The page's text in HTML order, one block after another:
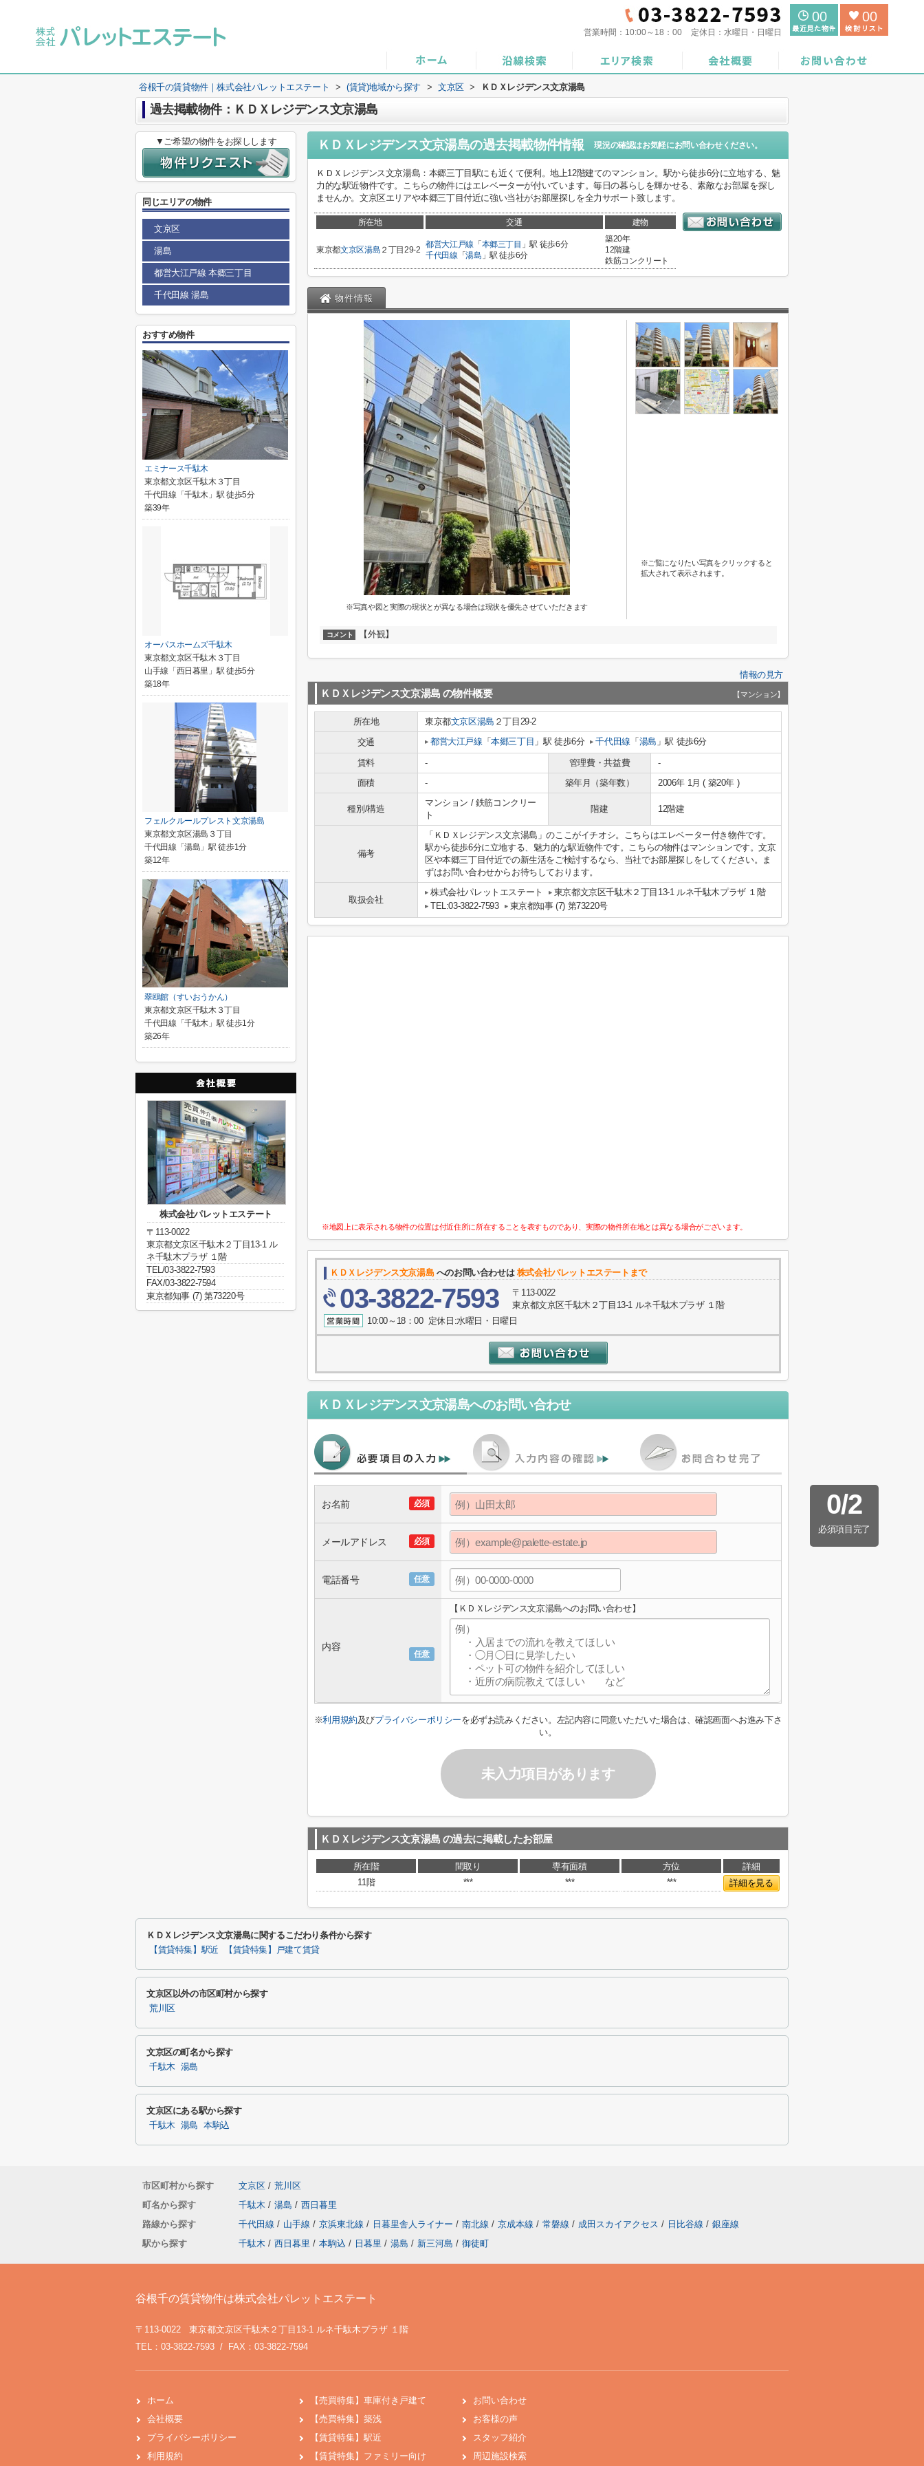
営業時間： 10:00～18：00 定休日： 水曜日・日曜日
00 00
谷根千の賃貸物件｜株式会社パレットエステート > (賃貸)地域から探す > 文京区 > ＫＤＸレジデンス文京湯島
過去掲載物件：ＫＤＸレジデンス文京湯島
ＫＤＸレジデンス文京湯島の過去掲載物件情報 現況の確認はお気軽にお問い合わせください。
ＫＤＸレジデンス文京湯島：本郷三丁目駅にも近くて便利。地上12階建てのマンション。駅から徒歩6分に立地する、魅
力的な駅近物件です。こちらの物件にはエレベーターが付いています。毎日の暮らしを輝かせる、素敵なお部屋を探し
ませんか。文京区エリアや本郷三丁目付近に強い当社がお部屋探しを全力サポート致します。
所在地 交通 建物
東京都文京区湯島 ２丁目29-2
都営大江戸線 「 本郷三丁目 」駅 徒歩6分
千代田線 「湯島 」駅 徒歩6分
築20年
12階建
鉄筋コンクリート
物件情報
※写真や図と実際の現状とが異なる場合は現状を優先させていただきます
※ご覧になりたい写真をクリックすると
拡大されて表示されます。
コメント 【外観】
情報の見方
ＫＤＸレジデンス文京湯島 の物件概要 【マンション】
所在地 東京都文京区湯島 ２丁目29-2
交通
都営大江戸線 「本郷三丁目 」駅 徒歩6分 千代田線 「 湯島 」駅 徒歩6分
賃料 - 管理費・共益費
-
面積
- 築年月（築年数） 2006年 1月 ( 築20年 )
種別/構造
マンション / 鉄筋コンクリー
ト
階建 12階建
備考
「ＫＤＸレジデンス文京湯島」のここがイチオシ。こちらはエレベーター付き物件です。
駅から徒歩6分に立地する、魅力的な駅近物件です。こちらの物件はマンションです。文京
区や本郷三丁目付近での新生活をご検討するなら、当社でお部屋探しをしてください。ま
ずはお問い合わせからお待ちしております。
取扱会社
株式会社パレットエステート
東京都文京区千駄木２丁目13-1 ルネ千駄木プラザ １階
TEL:03-3822-7593
東京都知事 (7) 第73220号
※地図上に表示される物件の位置は付近住所に所在することを表すものであり、実際の物件所在地とは異なる場合がございます。
ＫＤＸレジデンス文京湯島へのお問い合わせは 株式会社パレットエステートまで
03-3822-7593
〒113-0022
東京都文京区千駄木２丁目13-1 ルネ千駄木プラザ １階
10:00～18：00 定休日:水曜日・日曜日
ＫＤＸレジデンス文京湯島へのお問い合わせ
0/2
必須項目完了
必須
お名前
必須
メールアドレス
任意
電話番号
任意
内容
【ＫＤＸレジデンス文京湯島へのお問い合わせ】
※利用規約及びプライバシーポリシーを必ずお読みください。左記内容に同意いただいた場合は、確認画面へお進み下さ
い。
未入力項目があります
ＫＤＸレジデンス文京湯島 の過去に掲載したお部屋
所在階 間取り 専有面積 方位
詳細
11階
*** *** *** 詳細を見る
▼ご希望の物件をお探しします
同じエリアの物件
文京区
湯島
都営大江戸線 本郷三丁目
千代田線 湯島
おすすめ物件
エミナース千駄木
東京都文京区千駄木３丁目
千代田線「千駄木」駅 徒歩5分
築39年
オーパスホームズ千駄木
東京都文京区千駄木３丁目
山手線「西日暮里」駅 徒歩5分
築18年
フェルクルールプレスト文京湯島
東京都文京区湯島３丁目
千代田線「湯島」駅 徒歩1分
築12年
翠鴎館（すいおうかん）
東京都文京区千駄木３丁目
千代田線「千駄木」駅 徒歩1分
築26年
株式会社パレットエステート
〒113-0022
東京都文京区千駄木２丁目13-1 ル
ネ千駄木プラザ １階
TEL/03-3822-7593
FAX/03-3822-7594
東京都知事 (7) 第73220号
ＫＤＸレジデンス文京湯島に関するこだわり条件から探す
【賃貸特集】駅近 【賃貸特集】戸建て賃貸
文京区以外の市区町村から探す
荒川区
文京区の町名から探す
千駄木 湯島
文京区にある駅から探す
千駄木 湯島 本駒込
市区町村から探す 文京区 / 荒川区
町名から探す
千駄木 / 湯島 / 西日暮里
路線から探す
千代田線 / 山手線 / 京浜東北線 / 日暮里舎人ライナー / 南北線 / 京成本線 / 常磐線 / 成田スカイアクセス / 日比谷線 / 銀座線
駅から探す
千駄木 / 西日暮里 / 本駒込 / 日暮里 / 湯島 / 新三河島 / 御徒町
谷根千の賃貸物件は株式会社パレットエステート
〒113-0022 東京都文京区千駄木２丁目13-1 ルネ千駄木プラザ １階
TEL：03-3822-7593 / FAX：03-3822-7594
ホーム
会社概要
プライバシーポリシー
利用規約
【売買特集】車庫付き戸建て
【売買特集】築浅
【賃貸特集】駅近
【賃貸特集】ファミリー向け
お問い合わせ
お客様の声
スタッフ紹介
周辺施設検索